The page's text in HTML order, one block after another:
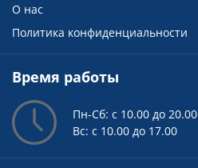
О нас
Политика конфиденциальности
Время работы
Пн-Сб: с 10.00 до 20.00
Вс: с 10.00 до 17.00